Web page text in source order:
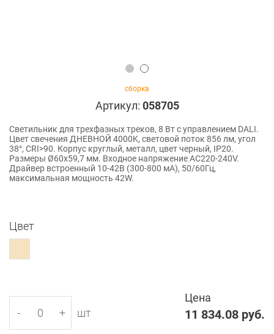
сборка
Артикул: 058705
Светильник для трехфазных треков, 8 Вт с управлением DALI.
Цвет свечения ДНЕВНОЙ 4000K, световой поток 856 лм, угол
38°, CRI>90. Корпус круглый, металл, цвет черный, IP20.
Размеры Ø60x59,7 мм. Входное напряжение AC220-240V.
Драйвер встроенный 10-42В (300-800 мА), 50/60Гц,
максимальная мощность 42W.
Цвет
Цена
11 834.08 руб.
- + шт